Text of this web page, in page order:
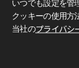
いつでも設定を管
クッキーの使用方
当社のプライバシ